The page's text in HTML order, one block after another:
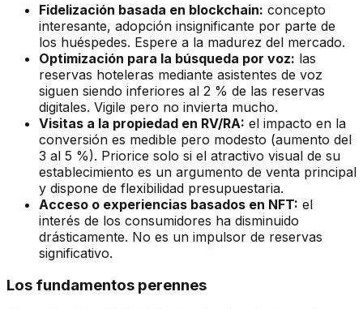
Fidelización basada en blockchain: concepto
interesante, adopción insignificante por parte de
los huéspedes. Espere a la madurez del mercado.
Optimización para la búsqueda por voz: las
reservas hoteleras mediante asistentes de voz
siguen siendo inferiores al 2 % de las reservas
digitales. Vigile pero no invierta mucho.
Visitas a la propiedad en RV/RA: el impacto en la
conversión es medible pero modesto (aumento del
3 al 5 %). Priorice solo si el atractivo visual de su
establecimiento es un argumento de venta principal
y dispone de flexibilidad presupuestaria.
Acceso o experiencias basados en NFT: el
interés de los consumidores ha disminuido
drásticamente. No es un impulsor de reservas
significativo.
Los fundamentos perennes